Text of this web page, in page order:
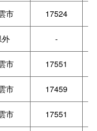
市 17524
外 -
市 17551
市 17459
市 17551